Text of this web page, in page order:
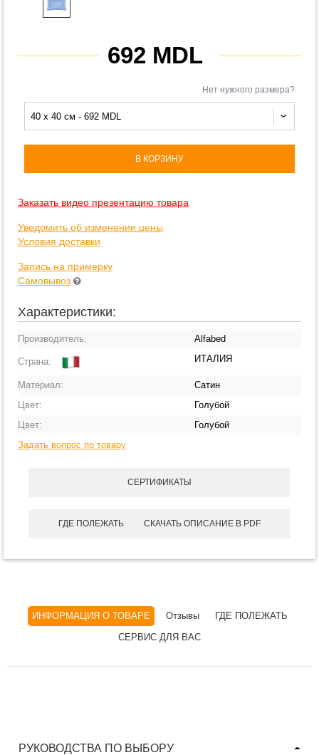
692 MDL
Нет нужного размера?
40 x 40 см - 692 MDL
В КОРЗИНУ
Заказать видео презентацию товара
Уведомить об изменении цены
Условия доставки
Запись на примерку
Самовывоз
Характеристики:
Производитель: Alfabed
Страна: ИТАЛИЯ
Материал:
Сатин
Цвет:
Голубой
Цвет:
Голубой
Задать вопрос по товару
СЕРТИФИКАТЫ
ГДЕ ПОЛЕЖАТЬ СКАЧАТЬ ОПИСАНИЕ В PDF
ИНФОРМАЦИЯ О ТОВАРЕ Отзывы
ГДЕ ПОЛЕЖАТЬ
СЕРВИС ДЛЯ ВАС
РУКОВОДСТВА ПО ВЫБОРУ